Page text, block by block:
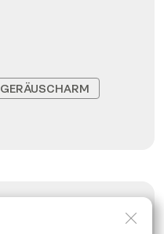
GERÄUSCHARM